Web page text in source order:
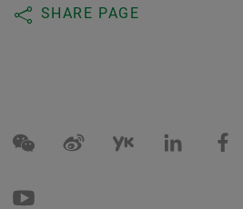
SHARE PAGE